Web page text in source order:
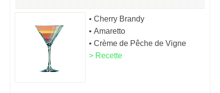
• Cherry Brandy
• Amaretto
• Crème de Pêche de Vigne
> Recette